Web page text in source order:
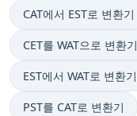
CAT에서 EST로 변환기
CET를 WAT으로 변환기
EST에서 WAT로 변환기
PST를 CAT로 변환기